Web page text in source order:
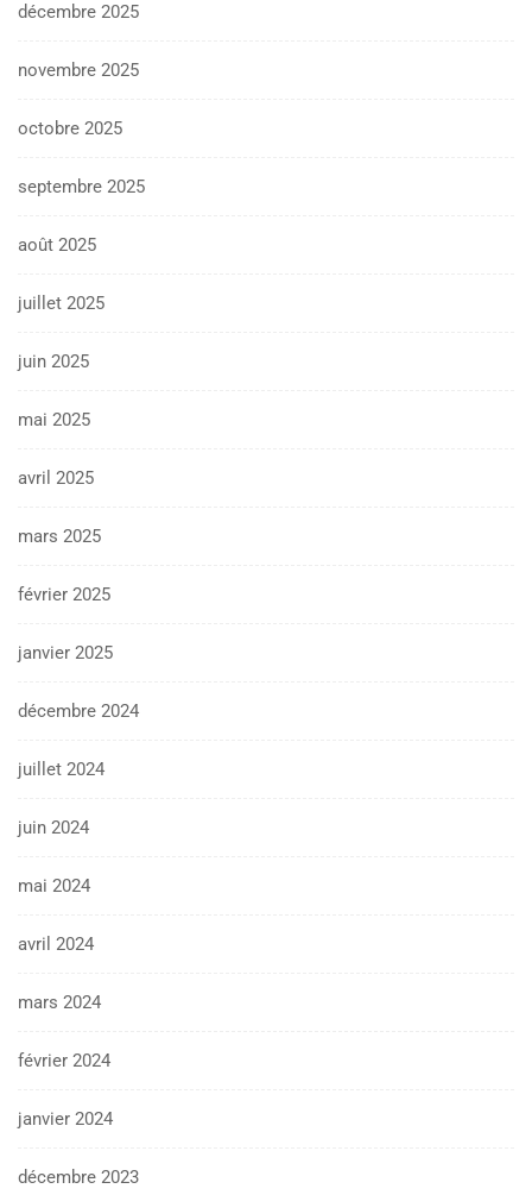
décembre 2025
novembre 2025
octobre 2025
septembre 2025
août 2025
juillet 2025
juin 2025
mai 2025
avril 2025
mars 2025
février 2025
janvier 2025
décembre 2024
juillet 2024
juin 2024
mai 2024
avril 2024
mars 2024
février 2024
janvier 2024
décembre 2023